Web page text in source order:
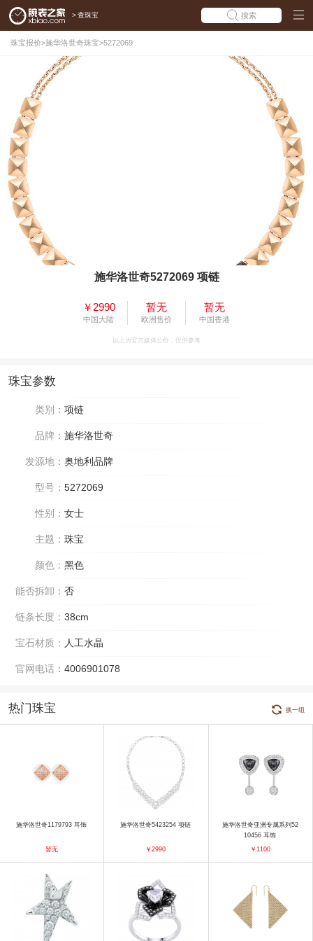
> 查珠宝 搜索
珠宝报价>施华洛世奇珠宝>5272069
施华洛世奇5272069 项链
￥2990
中国大陆
暂无
欧洲售价
暂无
中国香港
以上为官方媒体公价，仅供参考
珠宝参数
类别： 项链
品牌： 施华洛世奇
发源地： 奥地利品牌
型号： 5272069
性别： 女士
主题： 珠宝
颜色： 黑色
能否拆卸： 否
链条长度： 38cm
宝石材质： 人工水晶
官网电话： 4006901078
热门珠宝 换一组
施华洛世奇1179793 耳饰
暂无
施华洛世奇5423254 项链
￥2990
施华洛世奇亚洲专属系列52
10456 耳饰
￥1100